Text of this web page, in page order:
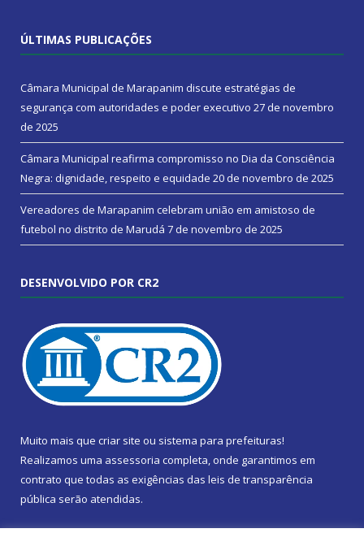
ÚLTIMAS PUBLICAÇÕES
Câmara Municipal de Marapanim discute estratégias de
segurança com autoridades e poder executivo 27 de novembro
de 2025
Câmara Municipal reafirma compromisso no Dia da Consciência
Negra: dignidade, respeito e equidade 20 de novembro de 2025
Vereadores de Marapanim celebram união em amistoso de
futebol no distrito de Marudá 7 de novembro de 2025
DESENVOLVIDO POR CR2
Muito mais que criar site ou sistema para prefeituras!
Realizamos uma assessoria completa, onde garantimos em
contrato que todas as exigências das leis de transparência
pública serão atendidas.